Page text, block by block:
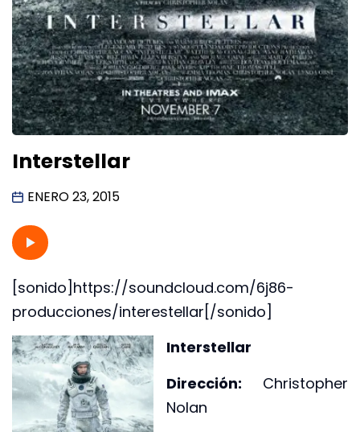
Interstellar
ENERO 23, 2015
[sonido]https://soundcloud.com/6j86-
producciones/interestellar[/sonido]
Interstellar
Dirección: Christopher
Nolan